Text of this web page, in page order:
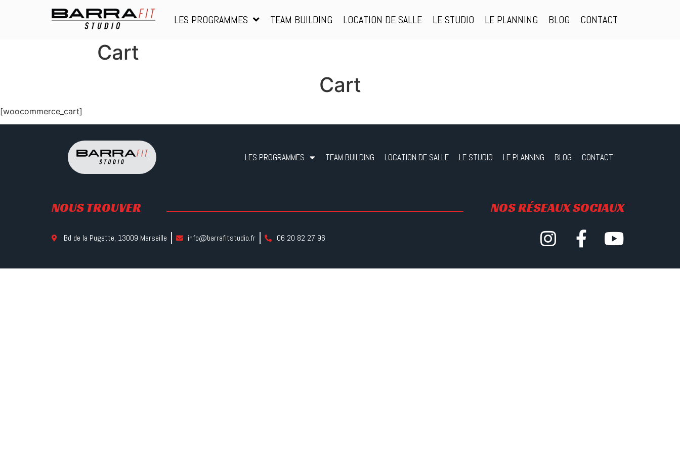
LES PROGRAMMES TEAM BUILDING LOCATION DE SALLE LE STUDIO LE PLANNING BLOG CONTACT
Cart
Cart
[woocommerce_cart]
LES PROGRAMMES TEAM BUILDING LOCATION DE SALLE LE STUDIO LE PLANNING BLOG CONTACT
NOUS TROUVER NOS RÉSEAUX SOCIAUX
Bd de la Pugette, 13009 Marseille info@barrafitstudio.fr 06 20 82 27 96